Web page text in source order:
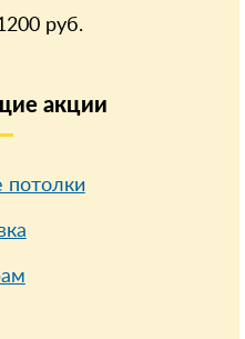
руб.
акции
потолки